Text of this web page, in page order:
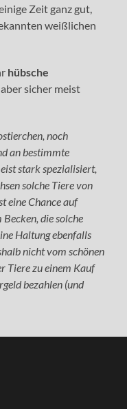
Zeit ganz gut,
weißlichen
hübsche
sicher meist
noch
an bestimmte
stark spezialisiert,
solche Tiere von
eine Chance auf
die solche
Haltung ebenfalls
nicht vom schönen
Tiere zu einem Kauf
bezahlen (und